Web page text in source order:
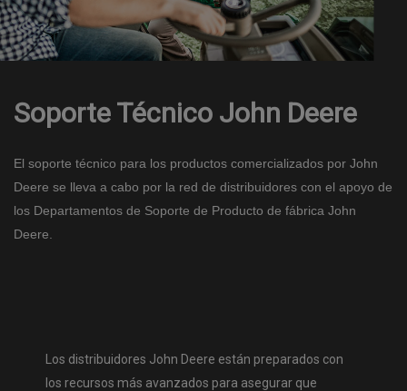
Soporte Técnico John Deere
El soporte técnico para los productos comercializados por John
Deere se lleva a cabo por la red de distribuidores con el apoyo de
los Departamentos de Soporte de Producto de fábrica John
Deere.
Los distribuidores John Deere están preparados con
los recursos más avanzados para asegurar que